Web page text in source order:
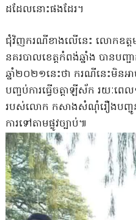
ដដែលនោះផងដែរ។
ជុំវិញករណីខាងលើនេះ លោកឧត្
នគរបាលខេត្តកំពង់ឆ្នាំង បានបញ្
ឆ្នាំ២០២១នេះថា ករណីនេះមិន
បញ្ចប់ការធ្វើចត្តាឡីស័ក រយៈព
របស់លោក កសាងសំណុំរឿងបញ្ជូន
ការទៅតាមផ្លូវច្បាប់៕